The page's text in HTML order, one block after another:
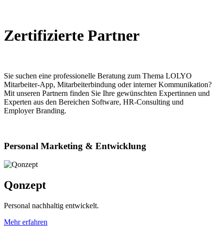
Zertifizierte Partner
Sie suchen eine professionelle Beratung zum Thema LOLYO
Mitarbeiter-App, Mitarbeiterbindung oder interner Kommunikation?
Mit unseren Partnern finden Sie Ihre gewünschten Expertinnen und
Experten aus den Bereichen Software, HR-Consulting und
Employer Branding.
Personal Marketing & Entwicklung
Qonzept
Personal nachhaltig entwickelt.
Mehr erfahren